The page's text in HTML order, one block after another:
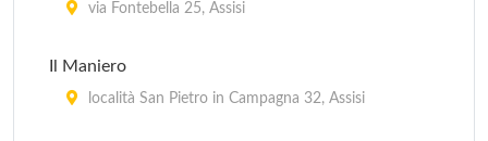
via Fontebella 25, Assisi
Il Maniero
località San Pietro in Campagna 32, Assisi